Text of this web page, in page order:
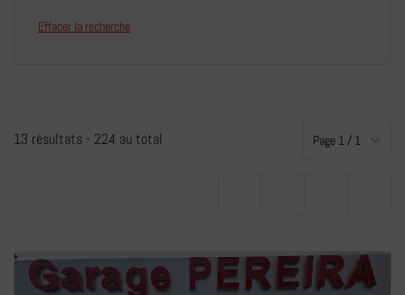
Effacer la recherche
13 résultats - 224 au total